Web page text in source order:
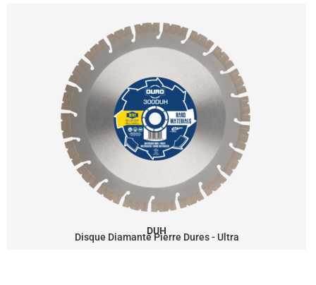
DUH
Disque Diamanté Pierre Dures - Ultra